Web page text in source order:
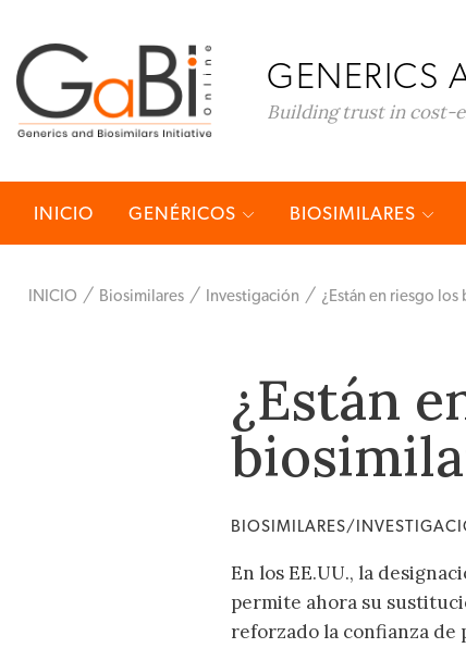
GENERICS
Building trust in cost-
INICIO GENÉRICOS BIOSIMILARES
INICIO Biosimilares Investigación ¿Están en riesgo
¿Están
BIOSIMILARES/
En los EE.UU., la
permite ahora su
reforzado la confianza de